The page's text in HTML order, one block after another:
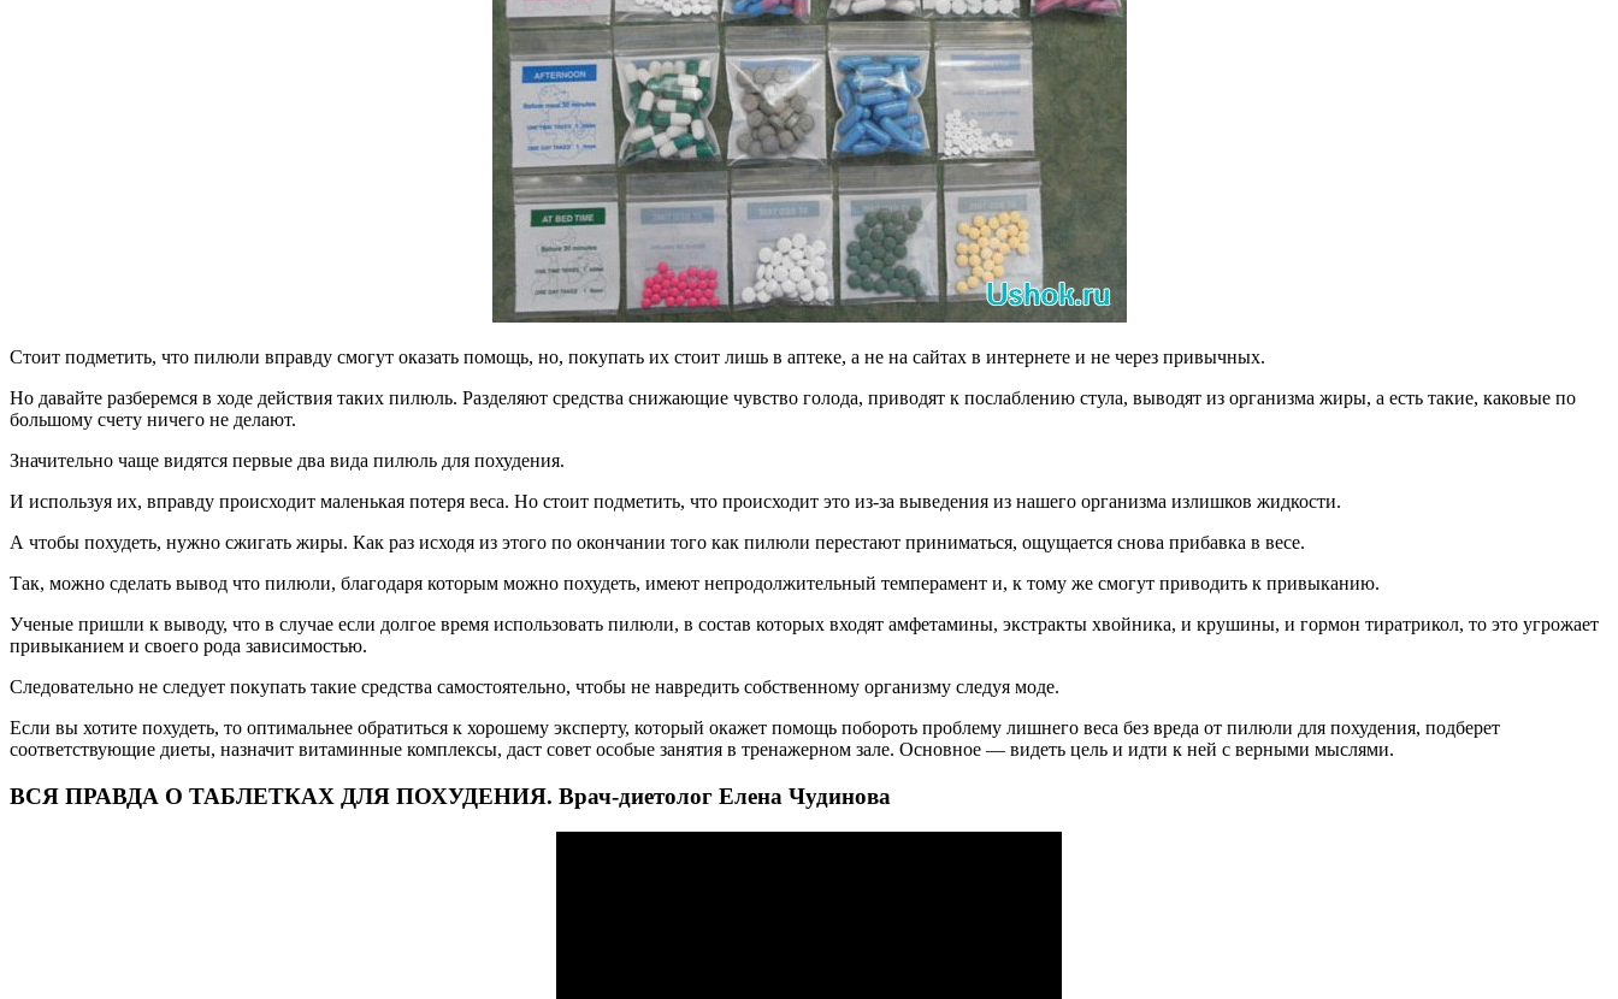
Стоит подметить, что пилюли вправду смогут оказать помощь, но, покупать их стоит лишь в аптеке, а не на сайтах в интернете и не через привычных.
Но давайте разберемся в ходе действия таких пилюль. Разделяют средства снижающие чувство голода, приводят к послаблению стула, выводят из организма жиры, а есть такие, каковые по
большому счету ничего не делают.
Значительно чаще видятся первые два вида пилюль для похудения.
И используя их, вправду происходит маленькая потеря веса. Но стоит подметить, что происходит это из-за выведения из нашего организма излишков жидкости.
А чтобы похудеть, нужно сжигать жиры. Как раз исходя из этого по окончании того как пилюли перестают приниматься, ощущается снова прибавка в весе.
Так, можно сделать вывод что пилюли, благодаря которым можно похудеть, имеют непродолжительный темперамент и, к тому же смогут приводить к привыканию.
Ученые пришли к выводу, что в случае если долгое время использовать пилюли, в состав которых входят амфетамины, экстракты хвойника, и крушины, и гормон тиратрикол, то это угрожает
привыканием и своего рода зависимостью.
Следовательно не следует покупать такие средства самостоятельно, чтобы не навредить собственному организму следуя моде.
Если вы хотите похудеть, то оптимальнее обратиться к хорошему эксперту, который окажет помощь побороть проблему лишнего веса без вреда от пилюли для похудения, подберет
соответствующие диеты, назначит витаминные комплексы, даст совет особые занятия в тренажерном зале. Основное — видеть цель и идти к ней с верными мыслями.
ВСЯ ПРАВДА О ТАБЛЕТКАХ ДЛЯ ПОХУДЕНИЯ. Врач-диетолог Елена Чудинова